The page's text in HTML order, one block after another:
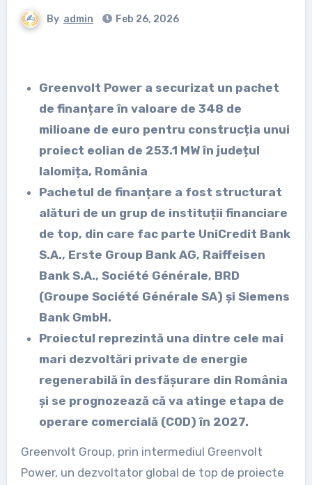
By admin Feb 26, 2026
Greenvolt Power a securizat un pachet
de finanțare în valoare de 348 de
milioane de euro pentru construcția unui
proiect eolian de 253.1 MW în județul
Ialomița, România
Pachetul de finanțare a fost structurat
alături de un grup de instituții financiare
de top, din care fac parte UniCredit Bank
S.A., Erste Group Bank AG, Raiffeisen
Bank S.A., Société Générale, BRD
(Groupe Société Générale SA) și Siemens
Bank GmbH.
Proiectul reprezintă una dintre cele mai
mari dezvoltări private de energie
regenerabilă în desfășurare din România
și se prognozează că va atinge etapa de
operare comercială (COD) în 2027.
Greenvolt Group, prin intermediul Greenvolt
Power, un dezvoltator global de top de proiecte